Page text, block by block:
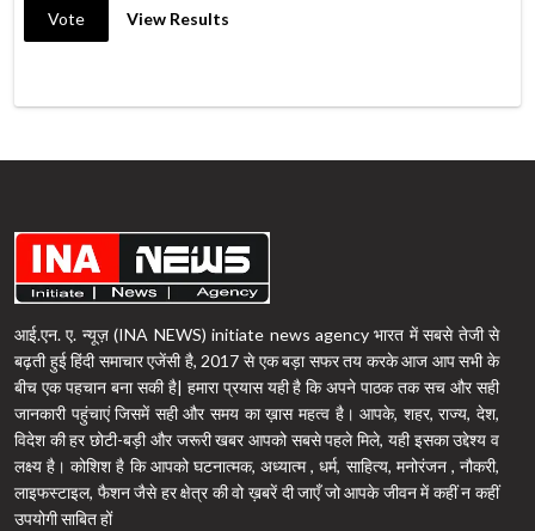
Vote View Results
आई.एन. ए. न्यूज़ (INA NEWS) initiate news agency भारत में सबसे तेजी से
बढ़ती हुई हिंदी समाचार एजेंसी है, 2017 से एक बड़ा सफर तय करके आज आप सभी के
बीच एक पहचान बना सकी है| हमारा प्रयास यही है कि अपने पाठक तक सच और सही
जानकारी पहुंचाएं जिसमें सही और समय का ख़ास महत्व है। आपके, शहर, राज्य, देश,
विदेश की हर छोटी-बड़ी और जरूरी खबर आपको सबसे पहले मिले, यही इसका उद्देश्य व
लक्ष्य है। कोशिश है कि आपको घटनात्मक, अध्यात्म , धर्म, साहित्य, मनोरंजन , नौकरी,
लाइफस्टाइल, फैशन जैसे हर क्षेत्र की वो ख़बरें दी जाएँ जो आपके जीवन में कहीं न कहीं
उपयोगी साबित हों